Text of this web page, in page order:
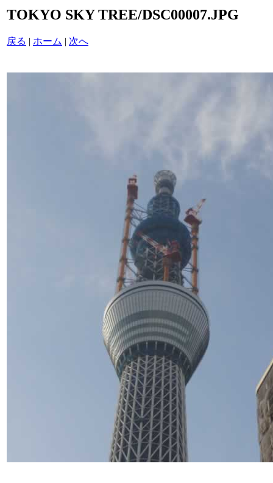
TOKYO SKY TREE/DSC00007.JPG
戻る | ホーム | 次へ